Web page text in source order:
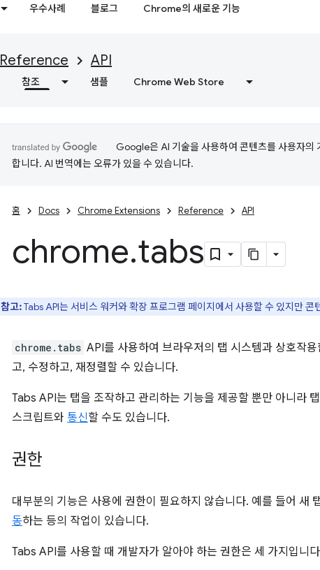
우수사례 블로그 Chrome의 새로운 기능
Reference API
참조 샘플 Chrome Web Store
Google은 AI 기술을 사용하여 콘텐츠를 사용자의
합니다. AI 번역에는 오류가 있을 수 있습니다.
홈 Docs Chrome Extensions Reference API
chrome.tabs
참고:Tabs API는 서비스 워커와 확장 프로그램 페이지에서 사용할 수 있지만
chrome.tabs API를 사용하여 브라우저의 탭 시스템과 상호작
고, 수정하고, 재정렬할 수 있습니다.
Tabs API는 탭을 조작하고 관리하는 기능을 제공할 뿐만 아니라 탭
스크립트와 통신할 수도 있습니다.
권한
대부분의 기능은 사용에 권한이 필요하지 않습니다. 예를 들어 새
동하는 등의 작업이 있습니다.
Tabs API를 사용할 때 개발자가 알아야 하는 권한은 세 가지입니